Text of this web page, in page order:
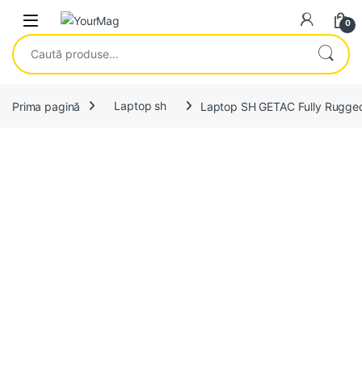
Skip to navigation
Skip to content
Open 0
Caută după:
Prima pagină Laptop sh Laptop SH GETAC Fully